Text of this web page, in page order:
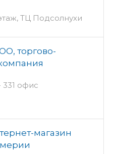
ТЦ Подсолнухи
торгово-
331 офис
магазин